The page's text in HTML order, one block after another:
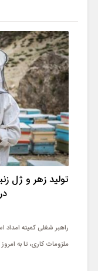
تولید زهر و ژل
راهبر شغلی کمیته امداد
ملزومات کاری، تا به امروز توانسته 300 نفر را به